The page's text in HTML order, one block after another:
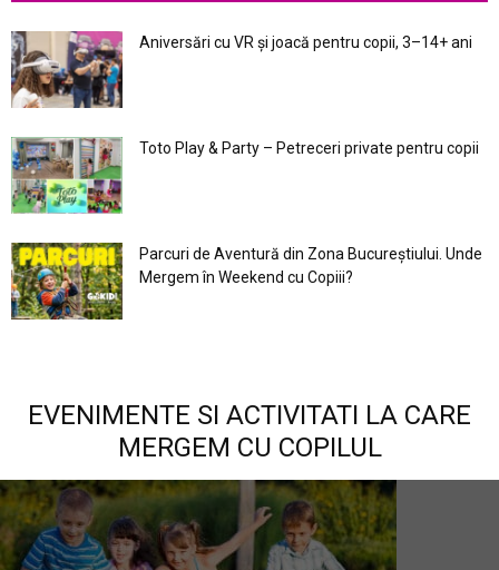
Aniversări cu VR și joacă pentru copii, 3–14+ ani
Toto Play & Party – Petreceri private pentru copii
Parcuri de Aventură din Zona Bucureştiului. Unde
Mergem în Weekend cu Copiii?
EVENIMENTE SI ACTIVITATI LA CARE
MERGEM CU COPILUL